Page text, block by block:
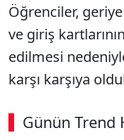
Öğrenciler,
ve giriş
edilmesi
karşı karşıya
Günün Trend
00:03 / 08:06